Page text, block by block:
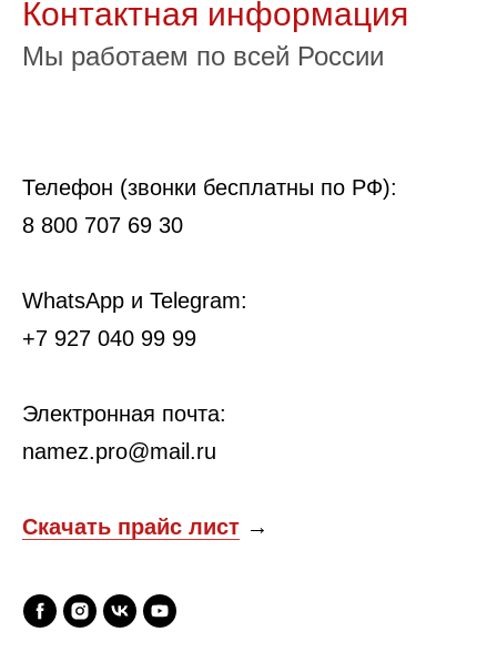
Контактная информация
Мы работаем по всей России
Телефон (звонки бесплатны по РФ):
8 800 707 69 30
WhatsApp и Telegram:
+7 927 040 99 99
Электронная почта:
namez.pro@mail.ru
Скачать прайс лист →